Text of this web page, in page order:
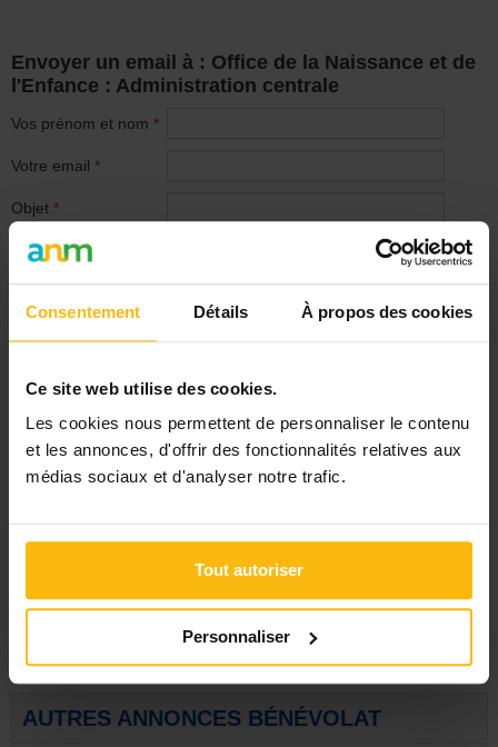
Consentement Détails À propos des cookies
Ce site web utilise des cookies.
Les cookies nous permettent de personnaliser le contenu
et les annonces, d'offrir des fonctionnalités relatives aux
médias sociaux et d'analyser notre trafic.
Tout autoriser
Personnaliser
Envoyer un email à : Office de la Naissance et de
l'Enfance : Administration centrale
Vos prénom et nom *
Votre email *
Objet *
Indiquez ici vos
Signaler
PUBLIER UNE ANNONCE
AUTRES ANNONCES BÉNÉVOLAT